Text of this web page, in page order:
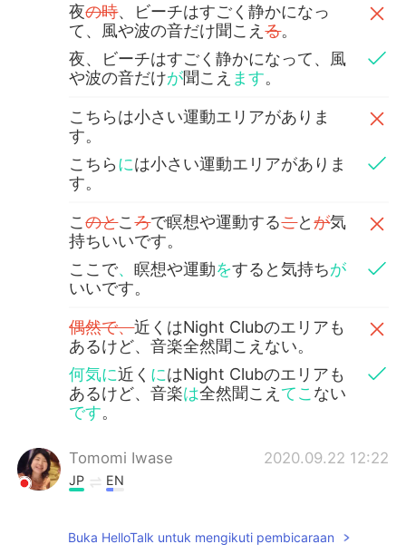
夜の時、ビーチはすごく静かになっ
て、風や波の音だけ聞こえる。
夜、ビーチはすごく静かになって、風
や波の音だけが聞こえ ます。
こちらは小さい運動エリアがありま
す。
こちらには小さい運動エリアがありま
す。
このところで瞑想や運動することが気
持ちいいです。
ここで、瞑想や運動をすると気持ちが
いいです。
偶然で、近くはNight Clubのエリアも
あるけど、音楽全然聞こえない。
何気に近く にはNight Clubのエリアも
あるけど、音楽は全然聞こえ てこ ない
です。
Tomomi Iwase 2020.09.22 12:22
JP EN
持ちいいです。
Buka HelloTalk untuk mengikuti pembicaraan